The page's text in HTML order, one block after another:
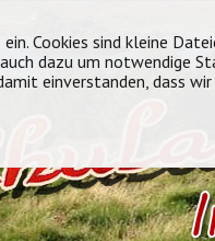
Cookies sind kleine
dazu um notwendige
einverstanden, dass